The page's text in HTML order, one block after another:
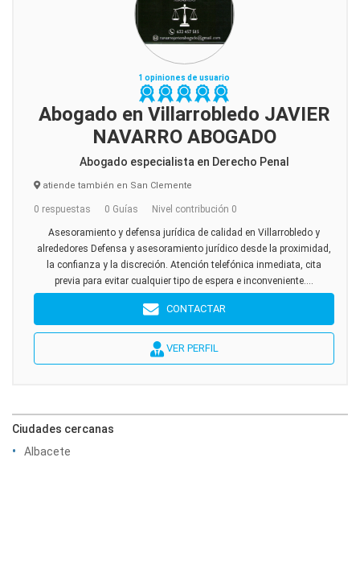
1 opiniones de usuario
Abogado en Villarrobledo JAVIER
NAVARRO ABOGADO
Abogado especialista en Derecho Penal
atiende también en San Clemente
0 respuestas 0 Guías Nivel contribución 0
Asesoramiento y defensa jurídica de calidad en Villarrobledo y
alrededores Defensa y asesoramiento jurídico desde la proximidad,
la confianza y la discreción. Atención telefónica inmediata, cita
previa para evitar cualquier tipo de espera e inconveniente....
CONTACTAR
VER PERFIL
Ciudades cercanas
Albacete